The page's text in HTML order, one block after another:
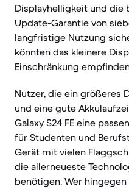
Displayhelligkeit und die
Update-Garantie von
langfristige Nutzung
könnten das kleinere
Einschränkung
Nutzer, die ein größeres
und eine gute
Galaxy S24 FE eine
für Studenten und
Gerät mit vielen
die allerneueste
benötigen. Wer